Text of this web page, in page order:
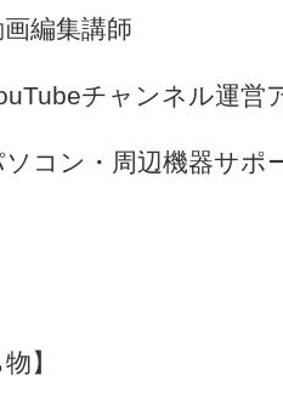
集講師
チャンネル運営
ン・周辺機器サポ
】